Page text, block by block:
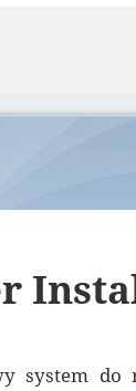
system do